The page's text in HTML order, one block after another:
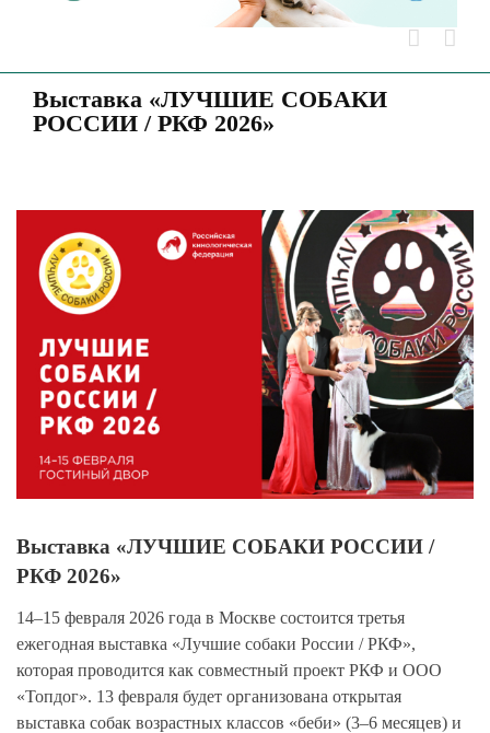
Выставка «ЛУЧШИЕ СОБАКИ
РОССИИ / РКФ 2026»
Larger
Image
Выставка «ЛУЧШИЕ СОБАКИ РОССИИ /
РКФ 2026»
14–15 февраля 2026 года в Москве состоится третья
ежегодная выставка «Лучшие собаки России / РКФ»,
которая проводится как совместный проект РКФ и ООО
«Топдог». 13 февраля будет организована открытая
выставка собак возрастных классов «беби» (3–6 месяцев) и